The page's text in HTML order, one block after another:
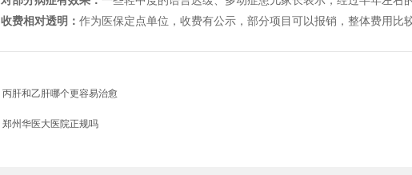
收费相对透明： 作为医保定点单位，收费有公示，部分项目可以报销，整体费用比较
丙肝和乙肝哪个更容易治愈
郑州华医大医院正规吗